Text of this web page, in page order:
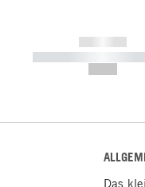
------------
----------- -----------
Das